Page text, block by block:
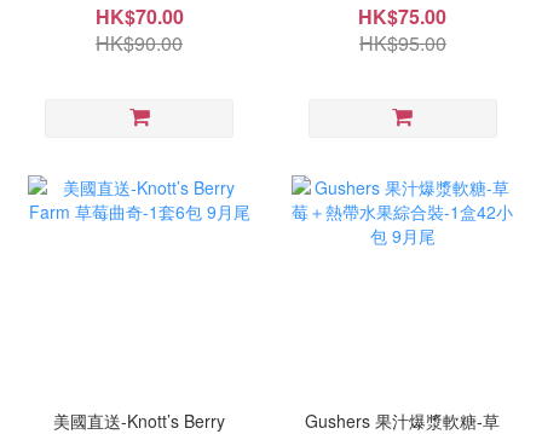
HK$70.00
HK$90.00
HK$75.00
HK$95.00
美國直送-Knott’s Berry
Gushers 果汁爆漿軟糖-草